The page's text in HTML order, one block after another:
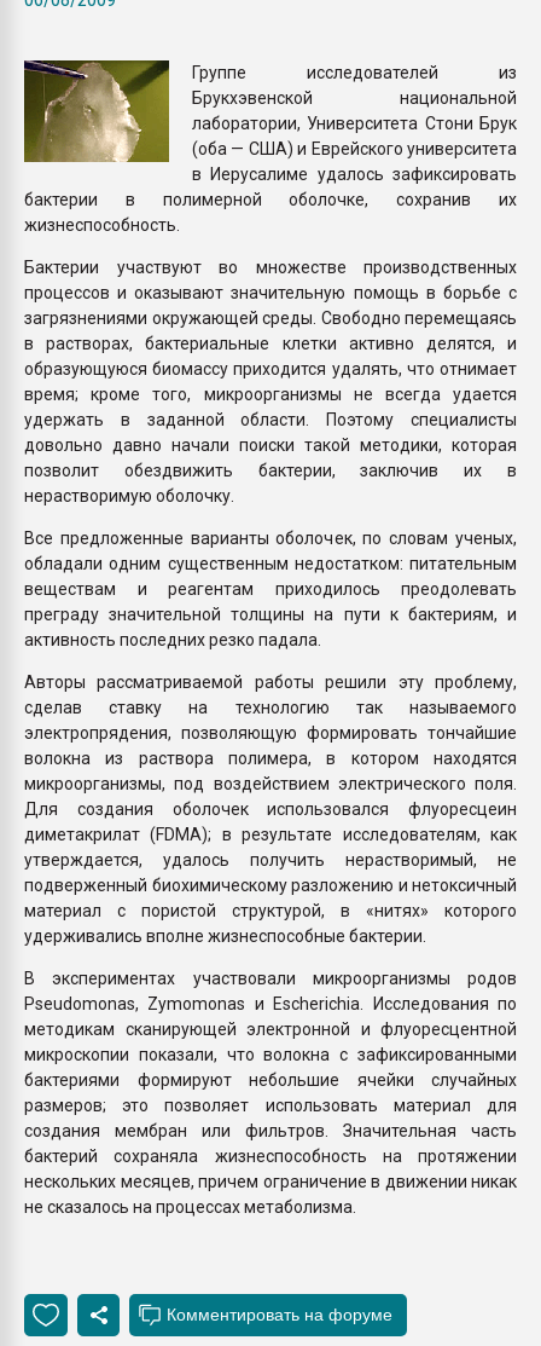
ПЕРЕЙТИ НА
Группе исследователей из
Брукхэвенской национальной
лаборатории, Университета Стони Брук
(оба — США) и Еврейского университета
в Иерусалиме удалось зафиксировать
бактерии в полимерной оболочке, сохранив их
жизнеспособность.
Бактерии участвуют во множестве производственных
процессов и оказывают значительную помощь в борьбе с
загрязнениями окружающей среды. Свободно перемещаясь
в растворах, бактериальные клетки активно делятся, и
образующуюся биомассу приходится удалять, что отнимает
время; кроме того, микроорганизмы не всегда удается
удержать в заданной области. Поэтому специалисты
довольно давно начали поиски такой методики, которая
позволит обездвижить бактерии, заключив их в
нерастворимую оболочку.
Все предложенные варианты оболочек, по словам ученых,
обладали одним существенным недостатком: питательным
веществам и реагентам приходилось преодолевать
преграду значительной толщины на пути к бактериям, и
активность последних резко падала.
Авторы рассматриваемой работы решили эту проблему,
сделав ставку на технологию так называемого
электропрядения, позволяющую формировать тончайшие
волокна из раствора полимера, в котором находятся
микроорганизмы, под воздействием электрического поля.
Для создания оболочек использовался флуоресцеин
диметакрилат (FDMA); в результате исследователям, как
утверждается, удалось получить нерастворимый, не
подверженный биохимическому разложению и нетоксичный
материал с пористой структурой, в «нитях» которого
удерживались вполне жизнеспособные бактерии.
В экспериментах участвовали микроорганизмы родов
Pseudomonas, Zymomonas и Escherichia. Исследования по
методикам сканирующей электронной и флуоресцентной
микроскопии показали, что волокна с зафиксированными
бактериями формируют небольшие ячейки случайных
размеров; это позволяет использовать материал для
создания мембран или фильтров. Значительная часть
бактерий сохраняла жизнеспособность на протяжении
нескольких месяцев, причем ограничение в движении никак
не сказалось на процессах метаболизма.